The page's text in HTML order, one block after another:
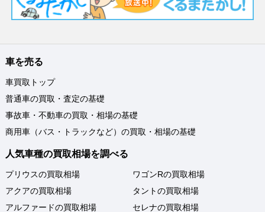
車を売る
車買取トップ
普通車の買取・査定の基礎
事故車・不動車の買取・相場の基礎
商用車（バス・トラックなど）の買取・相場の基礎
人気車種の買取相場を調べる
プリウスの買取相場
アクアの買取相場
アルファードの買取相場
ワゴンRの買取相場
タントの買取相場
セレナの買取相場